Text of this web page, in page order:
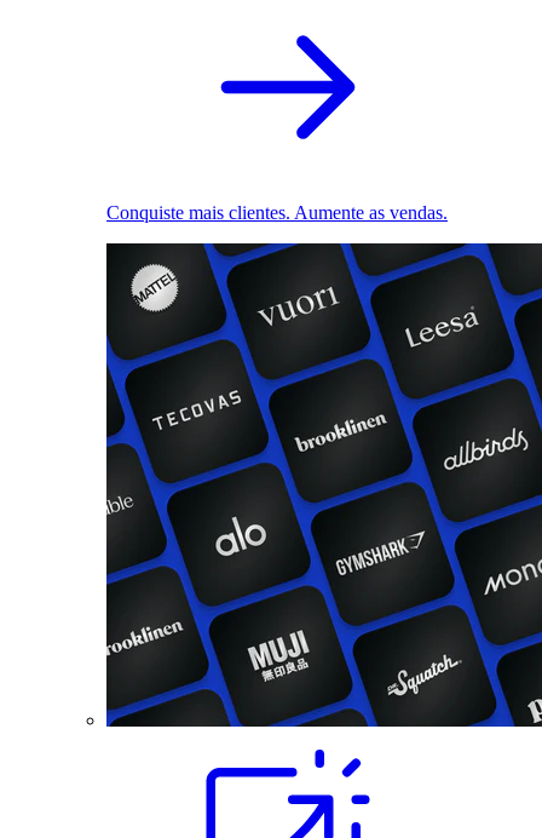
Conquiste mais clientes. Aumente as vendas.